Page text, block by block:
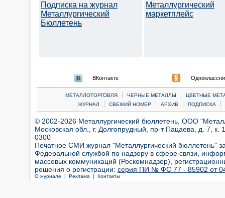
Подписка на журнал
Металлургический
Бюллетень
Металлургический
маркетплейс
ВКонтакте
МЕТАЛЛОТОРГОВЛЯ | ЧЕРНЫЕ МЕТАЛЛЫ |
ЦВЕТНЫЕ
ЖУРНАЛ
| СВЕЖИЙ НОМЕР | АРХИВ | ПОДПИСКА |
© 2002-2026 Металлургический бюллетень, ООО
Московская обл., г. Долгопрудный, пр-т Пацаева, д. 7,
0300
Печатное СМИ журнал "Металлургический бюллетень"
Федеральной службой по надзору в сфере связи,
массовых коммуникаций (Роскомнадзор),
решения о регистрации: серия ПИ № ФС 77 - 85902 от 04
О журнале | Реклама | Контакты